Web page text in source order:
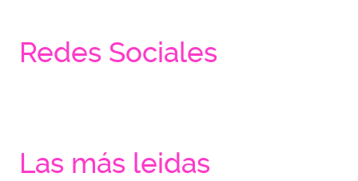
Redes Sociales
Las más leidas